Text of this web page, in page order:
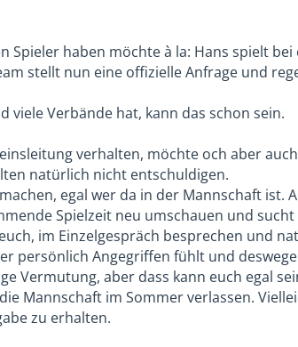
haben möchte à la: Hans spielt
stellt nun eine offizielle Anfrage und
viele Verbände hat, kann das schon sein.
verhalten, möchte och aber
natürlich nicht entschuldigen.
egal wer da in der Mannschaft ist.
Spielzeit neu umschauen und
im Einzelgespräch besprechen und
persönlich Angegriffen fühlt und
Vermutung, aber dass kann euch egal
Mannschaft im Sommer verlassen.
zu erhalten.